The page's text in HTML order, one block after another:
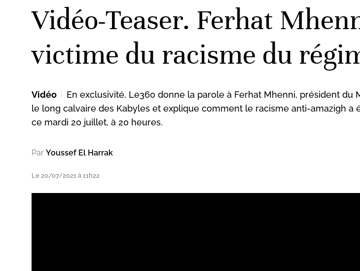
Vidéo-Teaser. Ferhat
victime du racisme du
Vidéo
En exclusivité, Le360 donne la parole à Ferhat Mhenni, président
le long calvaire des Kabyles et explique comment le racisme anti-amazigh
ce mardi 20 juillet, à 20 heures.
Par Youssef El Harrak
Le 20/07/2021 à 11h22